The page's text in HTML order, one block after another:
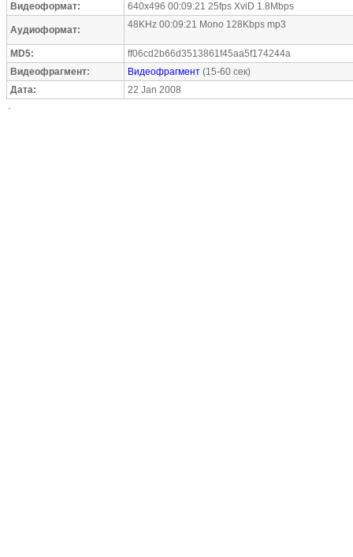
Видеоформат:
640x496 00:09:21 25fps XviD 1.8Mbps
Аудиоформат: 48KHz 00:09:21 Mono 128Kbps mp3
MD5:
ff06cd2b66d3513861f45aa5f174244a
Видеофрагмент:
Видеофрагмент (15-60 сек)
Дата:
22 Jan 2008